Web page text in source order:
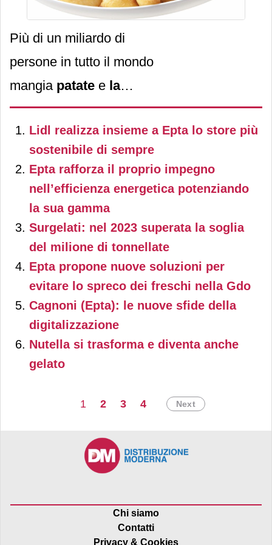
servizi integrati,
posizionandosi in qualità di
fully integrated provider
a livello mondiale, per gli
retail, food&bev e Horeca.
Più di un miliardo di
persone in tutto il mondo
mangia patate e la
produzione globale
supera i 300 milioni di
tonnellate. In Italia siamo
tra i maggiori consumatori,
spingendo questo prodotto
alquinto posto tra gli
alimenti più diffusisulle
nostre tavole.
Lidl realizza insieme a Epta lo store più
sostenibile di sempre
Epta rafforza il proprio impegno
nell’efficienza energetica potenziando
la sua gamma
Surgelati: nel 2023 superata la soglia
del milione di tonnellate
Epta propone nuove soluzioni per
evitare lo spreco dei freschi nella Gdo
Cagnoni (Epta): le nuove sfide della
digitalizzazione
Nutella si trasforma e diventa anche
gelato
1 2 3 4 Next
Chi siamo
Contatti
Privacy & Cookies